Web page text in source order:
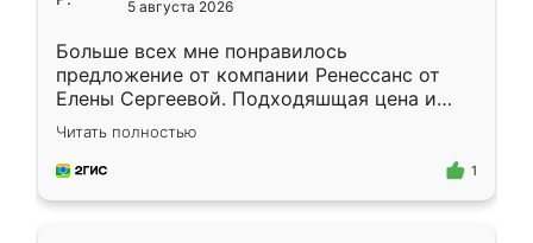
5 августа 2026
Больше всех мне понравилось
предложение от компании Ренессанс от
Елены Сергеевой. Подходяшщая цена и
короткие сроки изготовления. Приехавший
для замера сотрудник Владислав
предложил по моему эскизу самый
Читать полностью
1